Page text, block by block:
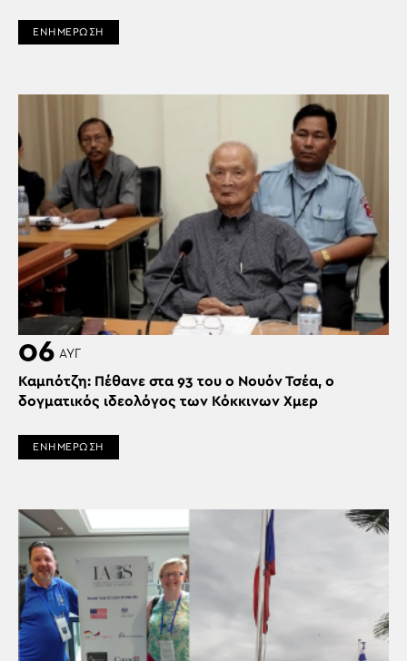
ΕΝΗΜΕΡΩΣΗ
06 ΑΥΓ
Καμπότζη: Πέθανε στα 93 του ο Νουόν Τσέα, ο
δογματικός ιδεολόγος των Κόκκινων Χμερ
ΕΝΗΜΕΡΩΣΗ